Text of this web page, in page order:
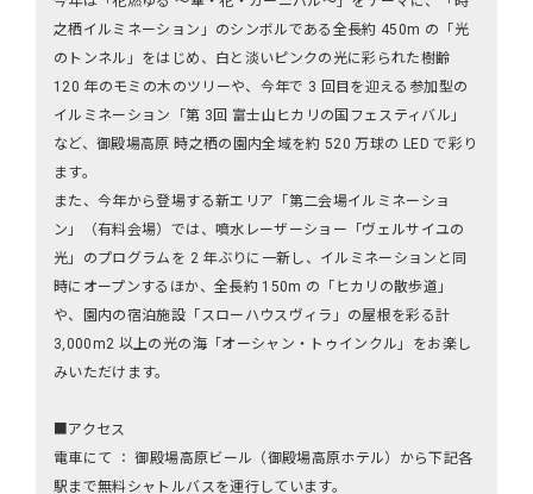
之栖イルミネーション」のシンボルである全長約 450m の「光
のトンネル」をはじめ、白と淡いピンクの光に彩られた樹齢
120 年のモミの木のツリーや、今年で 3 回目を迎える参加型の
イルミネーション「第 3回 富士山ヒカリの国フェスティバル」
など、御殿場高原 時之栖の園内全域を約 520 万球の LED で彩り
ます。
また、今年から登場する新エリア「第二会場イルミネーショ
ン」（有料会場）では、噴水レーザーショー「ヴェルサイユの
光」のプログラムを 2 年ぶりに一新し、イルミネーションと同
時にオープンするほか、全長約 150m の「ヒカリの散歩道」
や、園内の宿泊施設「スローハウスヴィラ」の屋根を彩る計
3,000m2 以上の光の海「オーシャン・トゥインクル」をお楽し
みいただけます。
■アクセス
電車にて ： 御殿場高原ビール（御殿場高原ホテル）から下記各
駅まで無料シャトルバスを運行しています。